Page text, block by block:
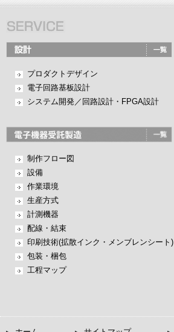
プロダクトデザイン
電子回路基板設計
システム開発／回路設計・FPGA設計
制作フロー図
設備
作業環境
生産方式
計測機器
配線・結束
印刷技術(拡散インク・メンブレンシート)
包装・梱包
工程マップ